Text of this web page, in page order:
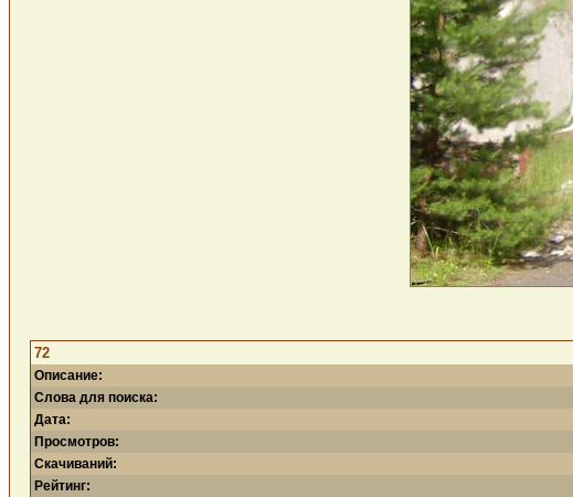
72
Описание:
Слова для поиска:
Дата:
Просмотров:
Скачиваний:
Рейтинг: